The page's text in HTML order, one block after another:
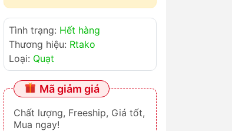
Tình trạng: Hết hàng
Thương hiệu: Rtako
Loại: Quạt
Mã giảm giá
Chất lượng, Freeship, Giá tốt,
Mua ngay!